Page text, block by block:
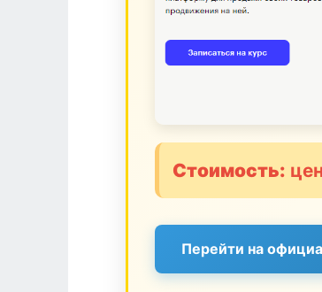
Стоимость:
Перейти на